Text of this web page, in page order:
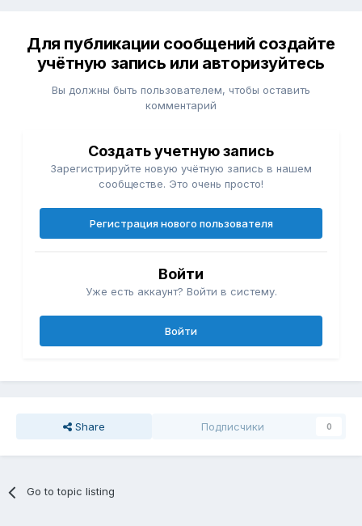
Для публикации сообщений создайте
учётную запись или авторизуйтесь
Вы должны быть пользователем, чтобы оставить
комментарий
Создать учетную запись
Зарегистрируйте новую учётную запись в нашем
сообществе. Это очень просто!
Регистрация нового пользователя
Войти
Уже есть аккаунт? Войти в систему.
Войти
Share Подписчики 0
Go to topic listing